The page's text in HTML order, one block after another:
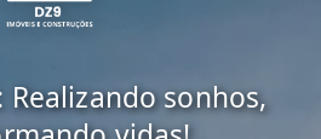
Realizando sonhos,